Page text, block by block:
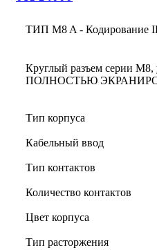
ТИП M8 A - Кодирование
Круглый разъем серии
ПОЛНОСТЬЮ
Тип корпуса
Кабельный ввод
Тип контактов
Количество контактов
Цвет корпуса
Тип расторжения